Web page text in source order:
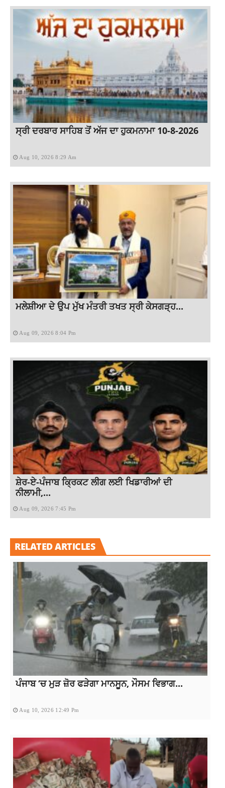
ਸ੍ਰੀ ਦਰਬਾਰ ਸਾਹਿਬ ਤੋਂ ਅੱਜ ਦਾ ਹੁਕਮਨਾਮਾ 10-8-2026
Aug 10, 2026 8:29 Am
ਮਲੇਸ਼ੀਆ ਦੇ ਉਪ ਮੁੱਖ ਮੰਤਰੀ ਤਖਤ ਸ੍ਰੀ ਕੇਸਗੜ੍ਹ...
Aug 09, 2026 8:04 Pm
ਸ਼ੇਰ-ਏ-ਪੰਜਾਬ ਕ੍ਰਿਕਟ ਲੀਗ ਲਈ ਖਿਡਾਰੀਆਂ ਦੀ
ਨੀਲਾਮੀ,...
Aug 09, 2026 7:45 Pm
RELATED ARTICLES
ਪੰਜਾਬ ‘ਚ ਮੁੜ ਜ਼ੋਰ ਫੜੇਗਾ ਮਾਨਸੂਨ, ਮੌਸਮ ਵਿਭਾਗ...
Aug 10, 2026 12:49 Pm